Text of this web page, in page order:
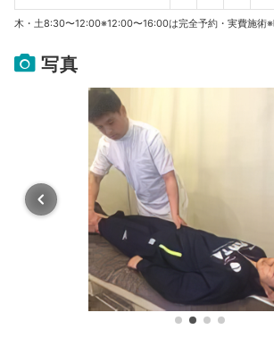
木・土8:30〜12:00※12:00〜16:00は完全予約・実費施術
写真